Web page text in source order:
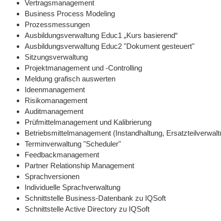
Vertragsmanagement
Business Process Modeling
Prozessmessungen
Ausbildungsverwaltung Educ1 „Kurs basierend“
Ausbildungsverwaltung Educ2 "Dokument gesteuert"
Sitzungsverwaltung
Projektmanagement und -Controlling
Meldung grafisch auswerten
Ideenmanagement
Risikomanagement
Auditmanagement
Prüfmittelmanagement und Kalibrierung
Betriebsmittelmanagement (Instandhaltung,
Terminverwaltung "Scheduler"
Feedbackmanagement
Partner Relationship Management
Sprachversionen
Individuelle Sprachverwaltung
Schnittstelle Business-Datenbank zu IQSoft
Schnittstelle Active Directory zu IQSoft